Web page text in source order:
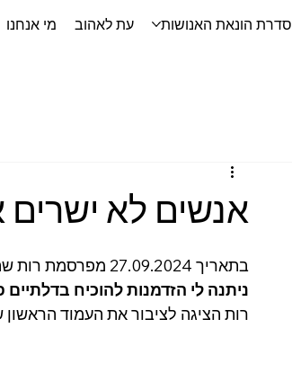
סדרת הונאת האנושות עת לאהוב מי אנחנו
אנשים לא ישרים
בתאריך 27.09.2024 מפרסמת רות שהם פוסט שנפתח במילים האלה: ״
ניתנה לי הזדמנות להוכיח
רות הציגה לציבור את העמוד